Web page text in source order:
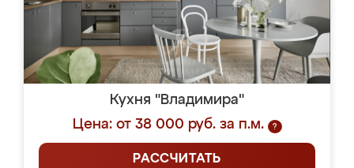
Кухня "Владимира"
Цена: от 38 000 руб. за п.м.
?
РАССЧИТАТЬ